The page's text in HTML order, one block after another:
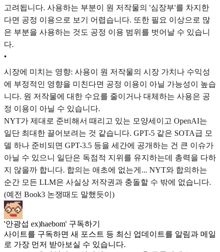
고려됩니다. 사용하는 부분이 원 저작물의 '심장부'를 차지한
다면 공정 이용으로 보기 어렵습니다. 또한 필요 이상으로 많
은 부분을 사용하는 것도 공정 이용 범위를 벗어날 수 있습니
다.
•
시장에 미치는 영향: 사용이 원 저작물의 시장 가치나 수익성
에 부정적인 영향을 미친다면 공정 이용이 아닐 가능성이 높습
니다. 원 저작물에 대한 수요를 줄이거나 대체하는 사용은 공
정 이용이 아닐 수 있습니다.
NYT가 제대로 준비해서 때리고 있는 모양세이고 OpenAI는
일단 최대한 끌어보려는 것 같습니다. GPT-5 같은 SOTA급 모
델 하나 준비되면 GPT-3.5 등을 세간에 공개하는 건 큰 이슈가
아닐 수 있으니 일단은 독점적 지위를 유지하는데 총력을 다하
지 않을까 합니다. 합의는 애초에 없는게... NYT와 합의하는
순간 모든 LLM은 사실상 저작권과 충돌할 수 밖에 없습니다.
(예전 Book3 논쟁때도 말했듯이)
'안광섭 ex)haebom' 구독하기
사이트를 구독하면 새 포스트 등 최신 업데이트를 알림과 메일
로 가장 먼저 받아보실 수 있습니다.